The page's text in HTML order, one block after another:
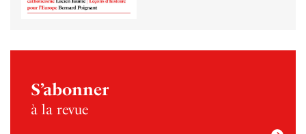
S’abonner
à la revue